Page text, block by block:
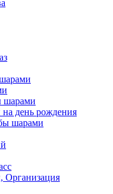
шарами
день рождения
шарами
Организация